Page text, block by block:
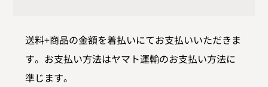
送料+商品の金額を着払いにてお支払いいただきま
す。お支払い方法はヤマト運輸のお支払い方法に
準じます。